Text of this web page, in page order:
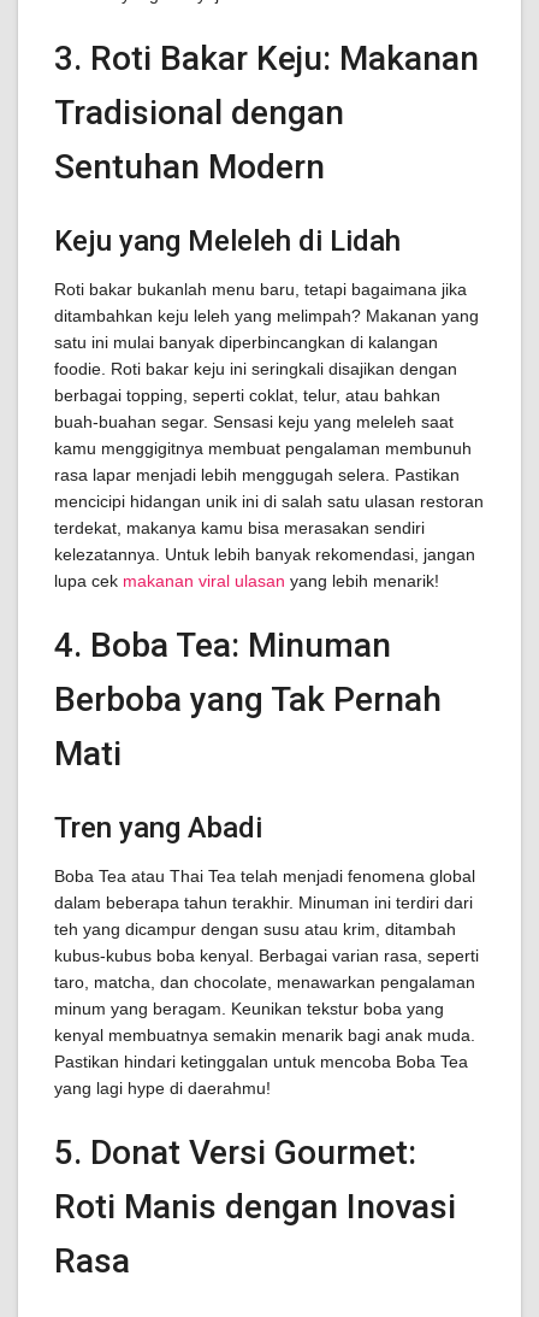
3. Roti Bakar Keju: Makanan
Tradisional dengan
Sentuhan Modern
Keju yang Meleleh di Lidah
Roti bakar bukanlah menu baru, tetapi bagaimana jika
ditambahkan keju leleh yang melimpah? Makanan yang
satu ini mulai banyak diperbincangkan di kalangan
foodie. Roti bakar keju ini seringkali disajikan dengan
berbagai topping, seperti coklat, telur, atau bahkan
buah-buahan segar. Sensasi keju yang meleleh saat
kamu menggigitnya membuat pengalaman membunuh
rasa lapar menjadi lebih menggugah selera. Pastikan
mencicipi hidangan unik ini di salah satu ulasan restoran
terdekat, makanya kamu bisa merasakan sendiri
kelezatannya. Untuk lebih banyak rekomendasi, jangan
lupa cek makanan viral ulasan yang lebih menarik!
4. Boba Tea: Minuman
Berboba yang Tak Pernah
Mati
Tren yang Abadi
Boba Tea atau Thai Tea telah menjadi fenomena global
dalam beberapa tahun terakhir. Minuman ini terdiri dari
teh yang dicampur dengan susu atau krim, ditambah
kubus-kubus boba kenyal. Berbagai varian rasa, seperti
taro, matcha, dan chocolate, menawarkan pengalaman
minum yang beragam. Keunikan tekstur boba yang
kenyal membuatnya semakin menarik bagi anak muda.
Pastikan hindari ketinggalan untuk mencoba Boba Tea
yang lagi hype di daerahmu!
5. Donat Versi Gourmet:
Roti Manis dengan Inovasi
Rasa